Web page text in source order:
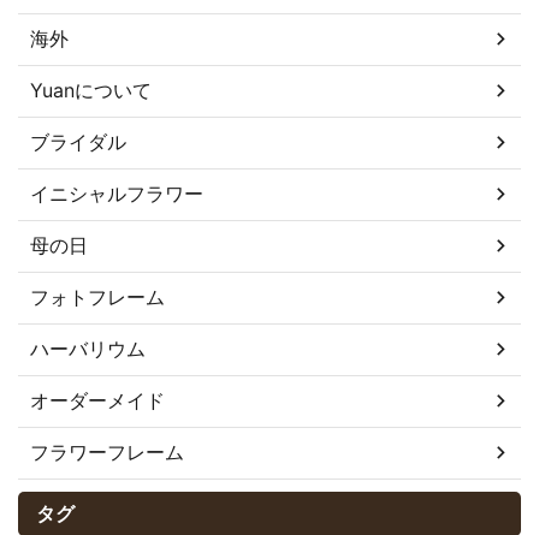
海外
Yuanについて
ブライダル
イニシャルフラワー
母の日
フォトフレーム
ハーバリウム
オーダーメイド
フラワーフレーム
タグ